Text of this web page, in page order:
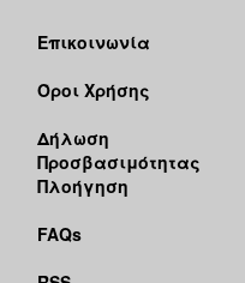
Επικοινωνία
Όροι Χρήσης
Δήλωση
Προσβασιμότητας
Πλοήγηση
FAQs